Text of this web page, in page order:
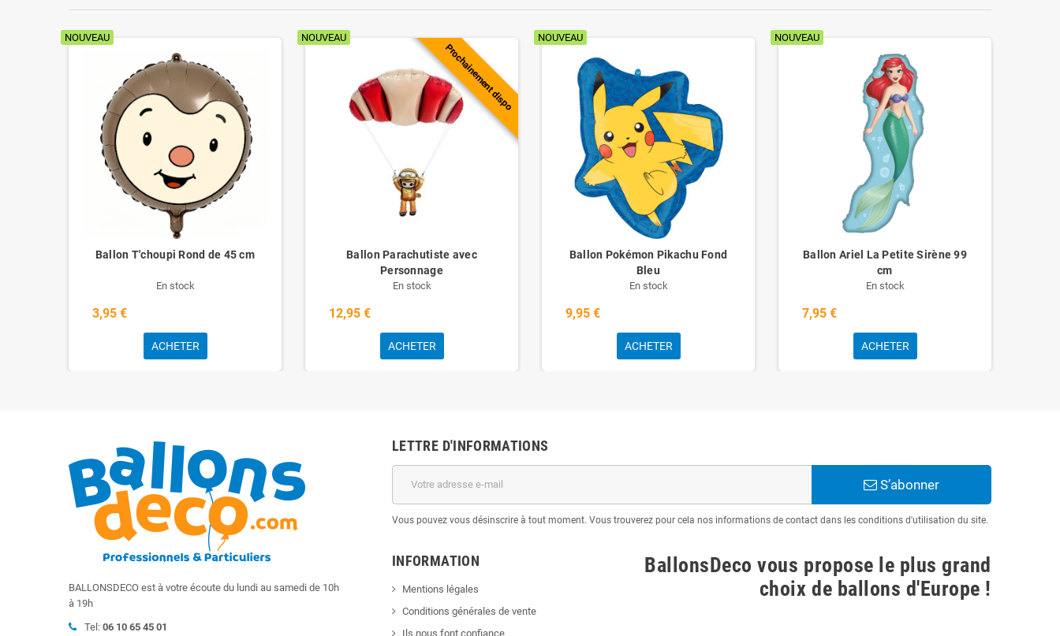
NOUVEAU
Ballon T'choupi Rond de 45 cm
En stock
3,95 €
ACHETER
Prochainement dispo
NOUVEAU
Ballon Parachutiste avec
Personnage
En stock
12,95 €
ACHETER
NOUVEAU
Ballon Pokémon Pikachu Fond
Bleu
En stock
9,95 €
ACHETER
NOUVEAU
Ballon Ariel La Petite Sirène 99
cm
En stock
7,95 €
ACHETER
BALLONSDECO est à votre écoute du lundi au samedi de 10h
à 19h
Tel: 06 10 65 45 01
LETTRE D'INFORMATIONS
S’abonner
Vous pouvez vous désinscrire à tout moment. Vous trouverez pour cela nos informations de contact dans les conditions d'utilisation du site.
INFORMATION
Mentions légales
Conditions générales de vente
Ils nous font confiance
BallonsDeco vous propose le plus grand
choix de ballons d'Europe !